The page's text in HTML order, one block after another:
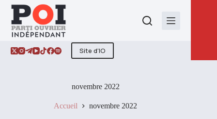
Passer
contenu
Site d'IO
novembre 2022
Accueil novembre 2022